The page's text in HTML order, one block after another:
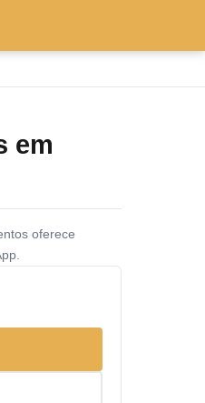
em
oferece